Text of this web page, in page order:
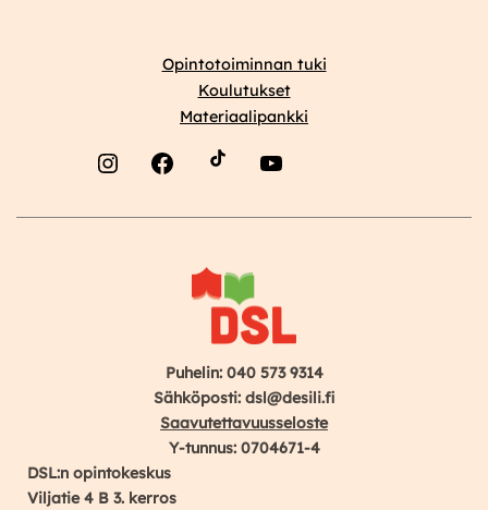
Opintotoiminnan tuki
Koulutukset
Materiaalipankki
Puhelin: 040 573 9314
Sähköposti: dsl@desili.fi
Saavutettavuusseloste
Y-tunnus: 0704671-4
DSL:n opintokeskus
Viljatie 4 B 3. kerros